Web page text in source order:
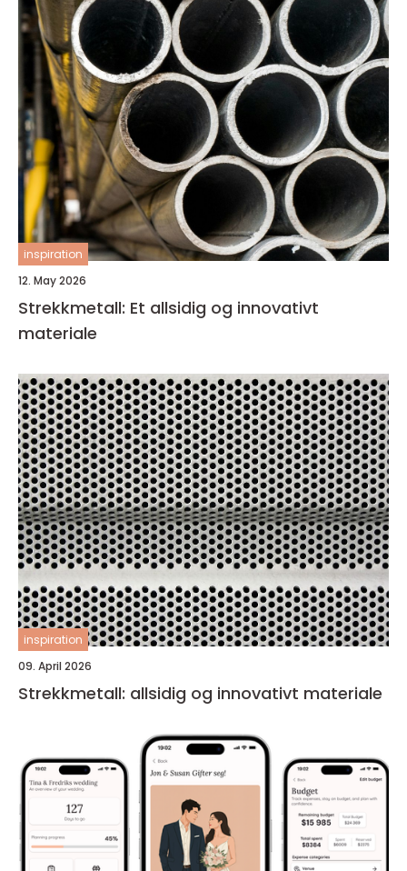
inspiration
12. May 2026
Strekkmetall: Et allsidig og innovativt
materiale
inspiration
09. April 2026
Strekkmetall: allsidig og innovativt materiale